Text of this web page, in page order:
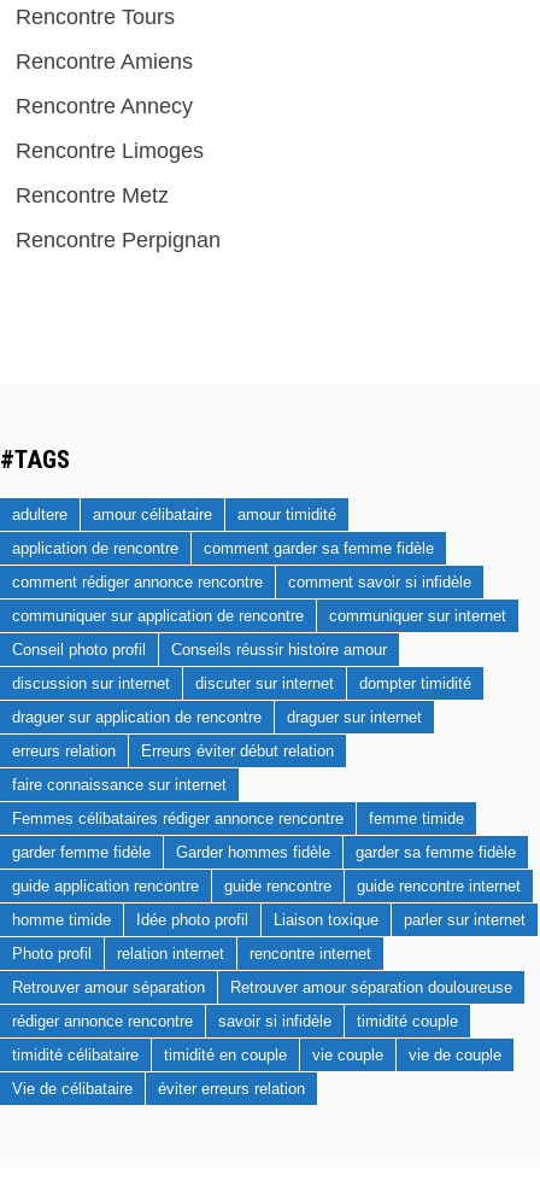
Rencontre Tours
Rencontre Amiens
Rencontre Annecy
Rencontre Limoges
Rencontre Metz
Rencontre Perpignan
#TAGS
adultere amour célibataire
amour timidité
application de rencontre
comment garder sa femme fidèle
comment rédiger annonce rencontre
comment savoir si infidèle
communiquer sur application de rencontre
communiquer sur internet
Conseil photo profil
Conseils réussir histoire amour
discussion sur internet
discuter sur internet
dompter timidité
draguer sur application de rencontre
draguer sur internet
erreurs relation
Erreurs éviter début relation
faire connaissance sur internet
Femmes célibataires rédiger annonce rencontre
femme timide
garder femme fidèle
Garder hommes fidèle
garder sa femme fidèle
guide application rencontre
guide rencontre
guide rencontre internet
homme timide
Idée photo profil Liaison toxique
parler sur internet
Photo profil
relation internet
rencontre internet
Retrouver amour séparation
Retrouver amour séparation douloureuse
rédiger annonce rencontre
savoir si infidèle
timidité couple
timidité célibataire
timidité en couple vie couple
vie de couple
Vie de célibataire
éviter erreurs relation